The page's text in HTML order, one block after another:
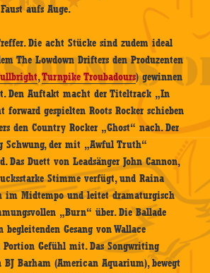
aufs Auge.
Die acht Stücke sind zudem ideal
The Lowdown Drifters den Produzenten
,Turnpike Troubadours) gewinnen
Den Auftakt macht der Titeltrack „In
forward gespielten Roots Rocker schieben
den Country Rocker „Ghost“ nach. Der
der mit „Awful Truth“
Das Duett von Leadsänger John Cannon,
Stimme verfügt, und Raina
im Midtempo und leitet dramaturgisch
„Burn“ über. Die Ballade
Gesang von Wallace
Gefühl mit. Das Songwriting
Barham (American Aquarium), bewegt